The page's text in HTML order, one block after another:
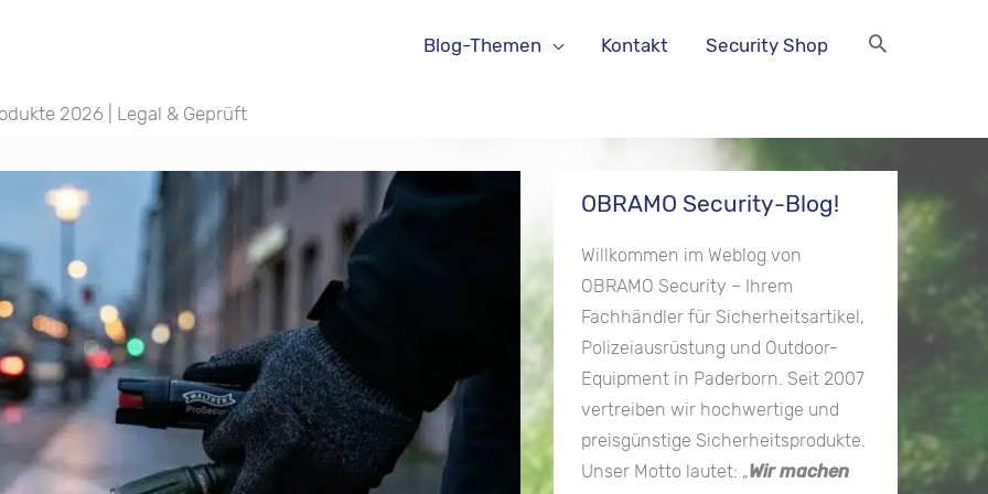
Blog-Themen Kontakt Security Shop
2026 | Legal & Geprüft
OBRAMO Security-Blog!
Willkommen im Weblog von
OBRAMO Security – Ihrem
Fachhändler für Sicherheitsartikel,
Polizeiausrüstung und Outdoor-
Equipment in Paderborn. Seit 2007
vertreiben wir hochwertige und
preisgünstige Sicherheitsprodukte.
Unser Motto lautet: „Wir machen